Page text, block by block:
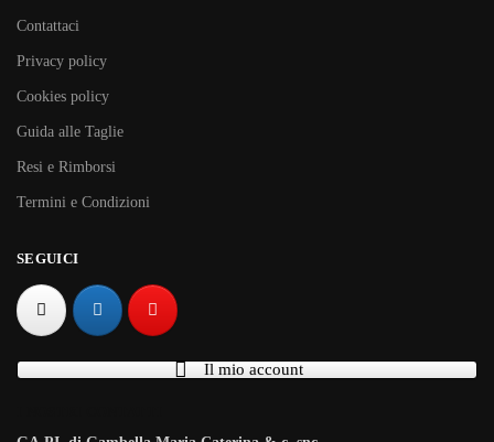
Contattaci
Privacy policy
Cookies policy
Guida alle Taglie
Resi e Rimborsi
Termini e Condizioni
SEGUICI
Il mio account